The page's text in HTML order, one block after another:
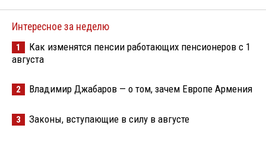
Интересное за неделю
1
Как изменятся пенсии работающих пенсионеров с 1
августа
2 Владимир Джабаров — о том, зачем Европе Армения
3 Законы, вступающие в силу в августе